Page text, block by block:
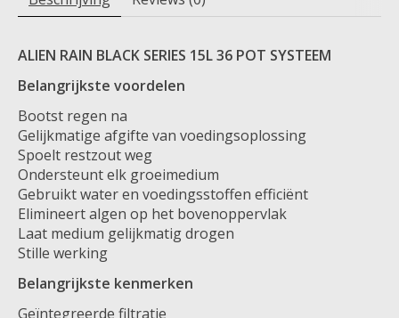
ALIEN RAIN BLACK SERIES 15L 36 POT SYSTEEM
Belangrijkste voordelen
Bootst regen na
Gelijkmatige afgifte van voedingsoplossing
Spoelt restzout weg
Ondersteunt elk groeimedium
Gebruikt water en voedingsstoffen efficiënt
Elimineert algen op het bovenoppervlak
Laat medium gelijkmatig drogen
Stille werking
Belangrijkste kenmerken
Geïntegreerde filtratie